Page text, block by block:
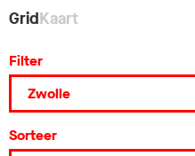
GridKaart
Filter
Sorteer